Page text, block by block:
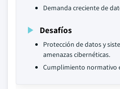
Demanda creciente de
Desafíos
Protección de datos y
amenazas cibernéticas.
Cumplimiento normativo